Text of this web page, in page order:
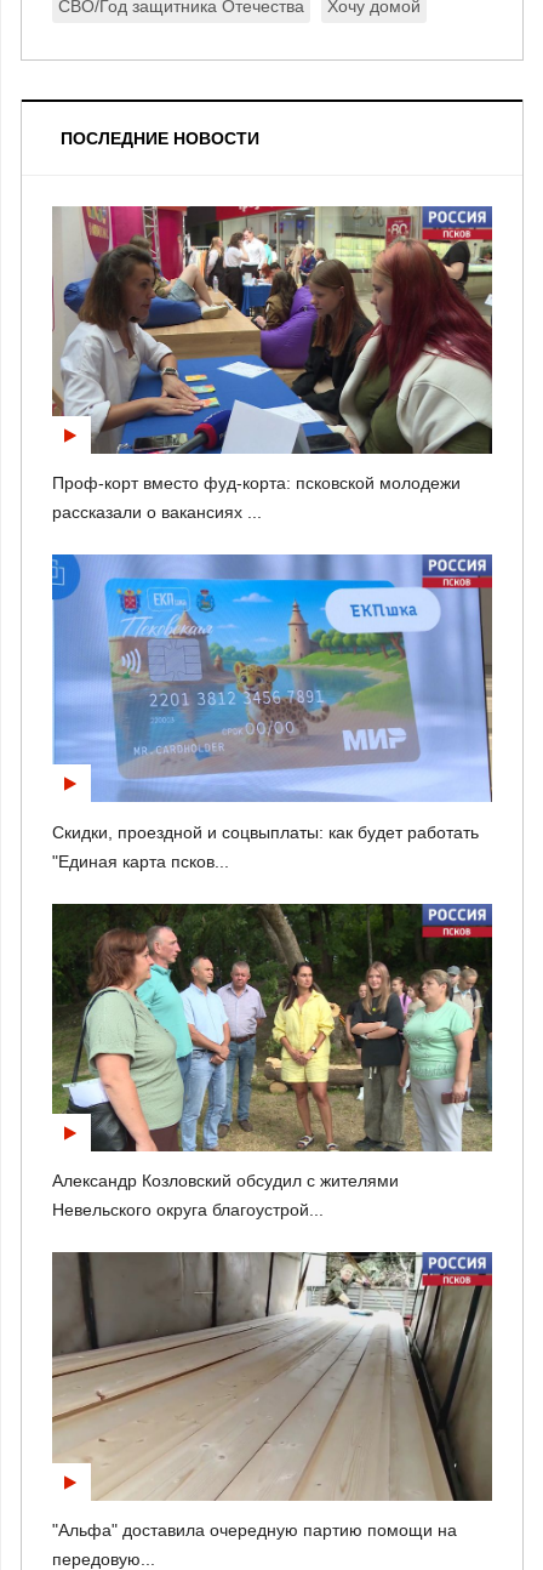
СВО/Год защитника Отечества Хочу домой
ПОСЛЕДНИЕ НОВОСТИ
Проф-корт вместо фуд-корта: псковской молодежи
рассказали о вакансиях ...
Скидки, проездной и соцвыплаты: как будет работать
"Единая карта псков...
Александр Козловский обсудил с жителями
Невельского округа благоустрой...
"Альфа" доставила очередную партию помощи на
передовую...